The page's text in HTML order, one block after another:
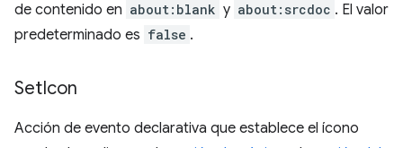
de contenido en about:blank y about:srcdoc . El valor
predeterminado es false .
SetIcon
Acción de evento declarativa que establece el ícono